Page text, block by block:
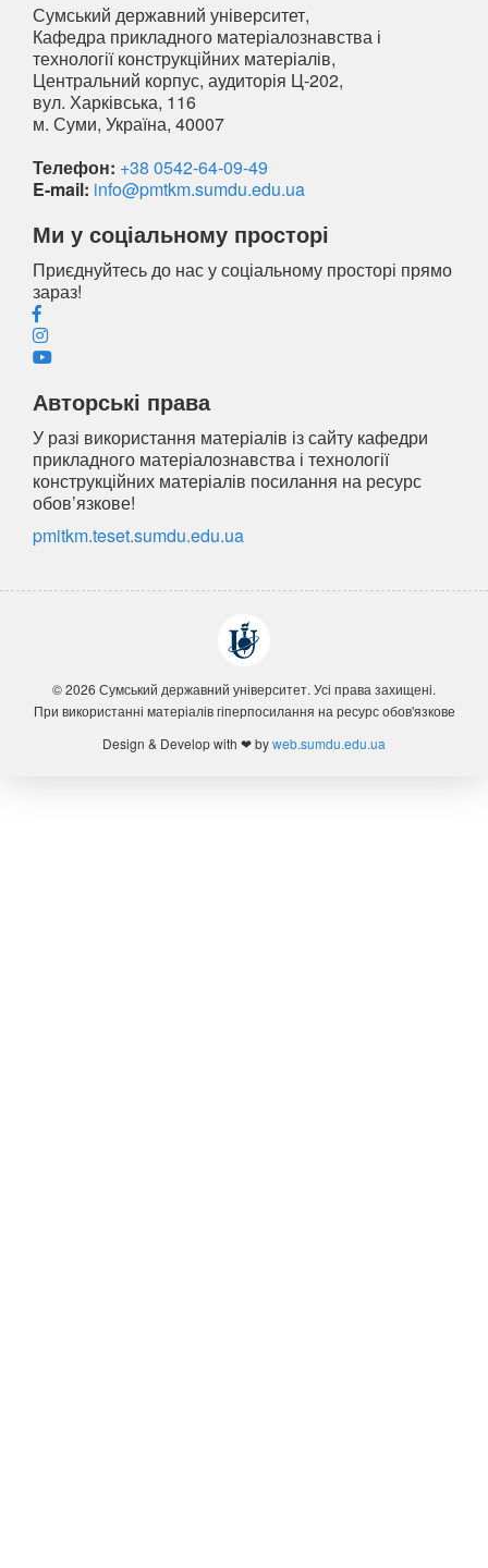
Сумський державний університет,
Кафедра прикладного матеріалознавства і
технології конструкційних матеріалів,
Центральний корпус, аудиторія Ц-202,
вул. Харківська, 116
м. Суми, Україна, 40007
Телефон: +38 0542-64-09-49
E-mail: info@pmtkm.sumdu.edu.ua
Ми у соціальному просторі
Приєднуйтесь до нас у соціальному просторі прямо
зараз!
Авторські права
У разі використання матеріалів із сайту кафедри
прикладного матеріалознавства і технології
конструкційних матеріалів посилання на ресурс
обов’язкове!
pmitkm.teset.sumdu.edu.ua
© 2026 Сумський державний університет. Усi права захищенi.
При використанні матеріалів гіперпосилання на ресурс обов'язкове
Design & Develop with ❤ byweb.sumdu.edu.ua